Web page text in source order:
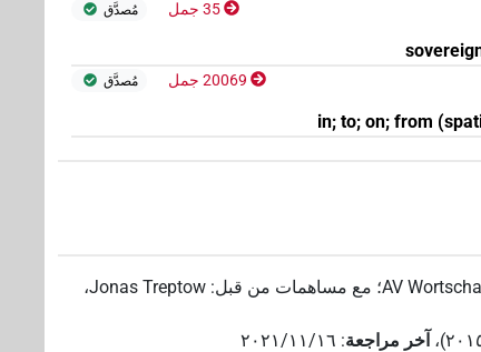
35 جمل مُصدَّق
20069 جمل مُصدَّق
in; to; on; from
AV؛ مع مساهمات من قبل:
Jonas Treptow،
،آخر مراجعة: ٢٠٢١/١١/١٦